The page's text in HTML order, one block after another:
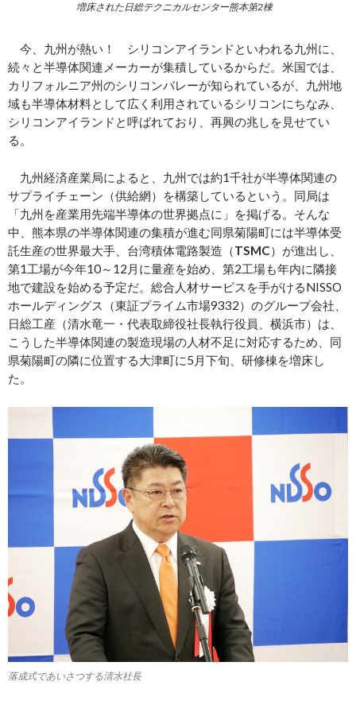
増床された日総テクニカルセンター熊本第2棟
今、九州が熱い！ シリコンアイランドといわれる九州に、
続々と半導体関連メーカーが集積しているからだ。米国では、
カリフォルニア州のシリコンバレーが知られているが、九州地
域も半導体材料として広く利用されているシリコンにちなみ、
シリコンアイランドと呼ばれており、再興の兆しを見せてい
る。
九州経済産業局によると、九州では約1千社が半導体関連の
サプライチェーン（供給網）を構築しているという。同局は
「九州を産業用先端半導体の世界拠点に」を掲げる。そんな
中、熊本県の半導体関連の集積が進む同県菊陽町には半導体受
託生産の世界最大手、台湾積体電路製造（TSMC）が進出し、
第1工場が今年10～12月に量産を始め、第2工場も年内に隣接
地で建設を始める予定だ。総合人材サービスを手がけるNISSO
ホールディングス（東証プライム市場9332）のグループ会社、
日総工産（清水竜一・代表取締役社長執行役員、横浜市）は、
こうした半導体関連の製造現場の人材不足に対応するため、同
県菊陽町の隣に位置する大津町に5月下旬、研修棟を増床し
た。
落成式であいさつする清水社長